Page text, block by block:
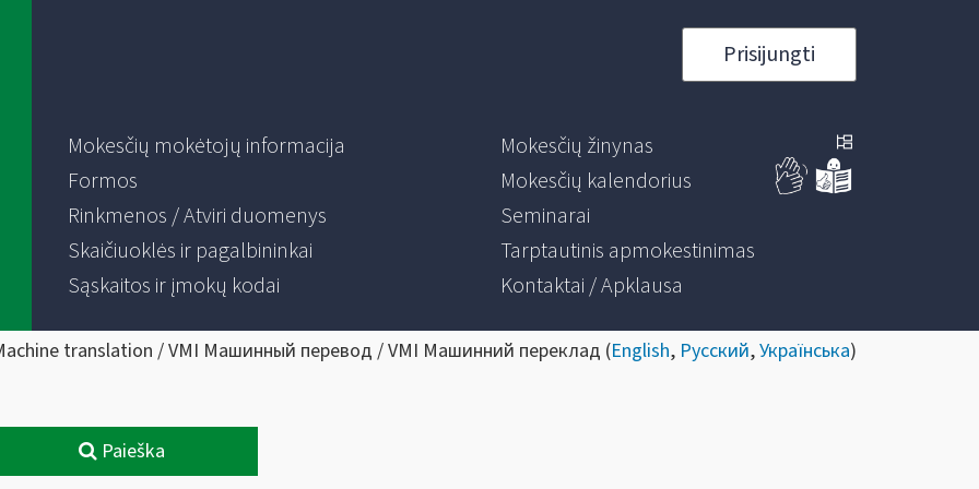
Prisijungti
Mokesčių mokėtojų informacija
Formos
Rinkmenos / Atviri duomenys
Skaičiuoklės ir pagalbininkai
Sąskaitos ir įmokų kodai
Mokesčių žinynas
Mokesčių kalendorius
Seminarai
Tarptautinis apmokestinimas
Kontaktai / Apklausa
translation / VMI Машинный перевод / VMI Машинний переклад (English, Русский,Українська)
Paieška